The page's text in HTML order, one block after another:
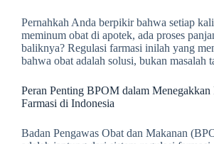
Pernahkah Anda berpikir bahwa setiap kali
meminum obat di apotek, ada proses
baliknya? Regulasi farmasi inilah yang
bahwa obat adalah solusi, bukan masalah
Peran Penting BPOM dalam Menegakkan
Farmasi di Indonesia
Badan Pengawas Obat dan Makanan